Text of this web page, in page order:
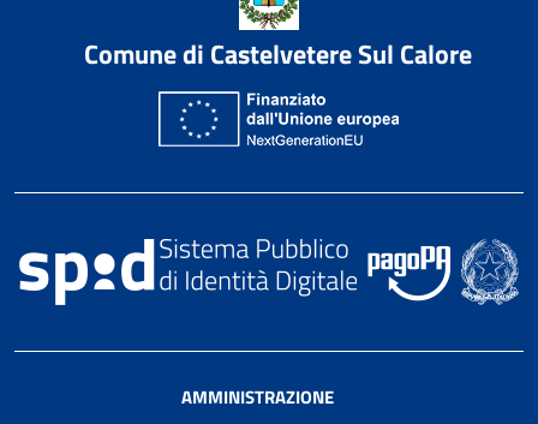
Comune di Castelvetere Sul Calore
AMMINISTRAZIONE